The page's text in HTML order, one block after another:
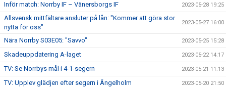
Inför match: Norrby IF – Vänersborgs IF 2023-05-28 19:25
Allsvensk mittfältare ansluter på lån: "Kommer att göra stor
nytta för oss"
2023-05-27 16:00
Nära Norrby S03E05: "Savvo" 2023-05-25 15:28
Skadeuppdatering A-laget 2023-05-22 14:17
TV: Se Norrbys mål i 4-1-segern 2023-05-21 11:13
TV: Upplev glädjen efter segern i Ängelholm 2023-05-20 21:50